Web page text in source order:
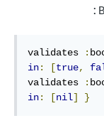
validates :
in: [true,
validates
:
in: [nil] }